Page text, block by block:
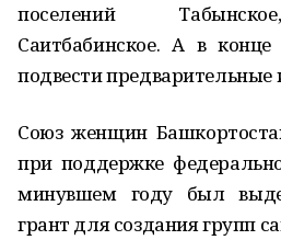
поселений
Саитбабинское. А в
подвести предварительные
Союз женщин
при поддержке
минувшем году был
грант для создания групп